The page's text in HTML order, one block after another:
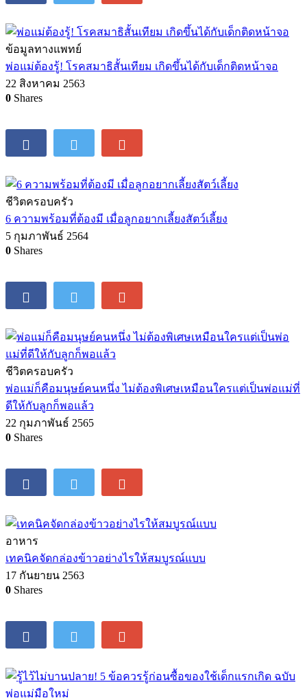
ข้อมูลทางแพทย์
พ่อแม่ต้องรู้! โรคสมาธิสั้นเทียม เกิดขึ้นได้กับเด็กติดหน้าจอ
22 สิงหาคม 2563
0 Shares
ชีวิตครอบครัว
6 ความพร้อมที่ต้องมี เมื่อลูกอยากเลี้ยงสัตว์เลี้ยง
5 กุมภาพันธ์ 2564
0 Shares
ชีวิตครอบครัว
พ่อแม่ก็คือมนุษย์คนหนึ่ง ไม่ต้องพิเศษเหมือนใครแต่เป็นพ่อแม่ที่
ดีให้กับลูกก็พอแล้ว
22 กุมภาพันธ์ 2565
0 Shares
อาหาร
เทคนิคจัดกล่องข้าวอย่างไรให้สมบูรณ์แบบ
17 กันยายน 2563
0 Shares